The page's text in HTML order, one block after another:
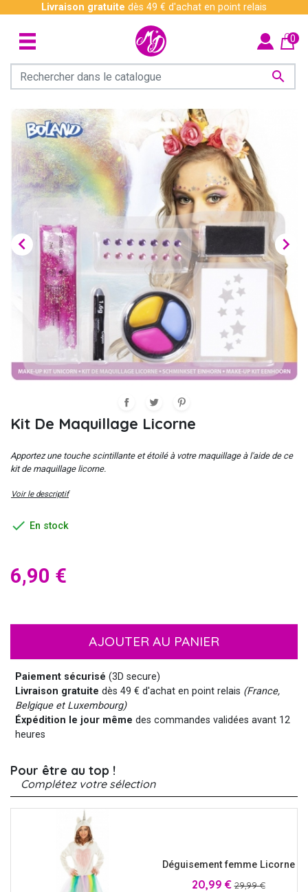
Livraison gratuite dès 49 € d'achat en point relais

0
 
Kit De Maquillage Licorne
Apportez une touche scintillante et étoilé à votre maquillage à l'aide de ce
kit de maquillage licorne.
Voir le descriptif
 En stock
6,90 €
AJOUTER AU PANIER
Paiement sécurisé (3D secure)
Livraison gratuite dès 49 € d'achat en point relais (France,
Belgique et Luxembourg)
Éxpédition le jour même des commandes validées avant 12
heures
Pour être au top !
Complétez votre sélection
Déguisement femme Licorne
Prix
20,99 € Prix
29,99 €